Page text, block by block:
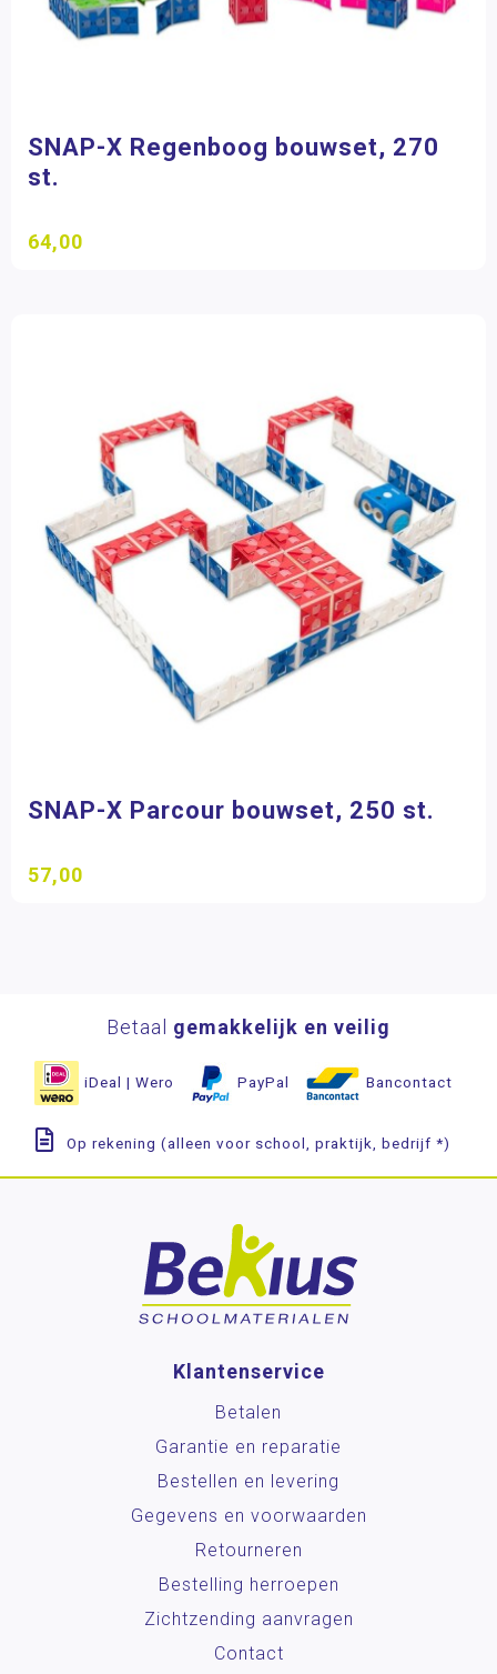
SNAP-X Regenboog bouwset, 270
st.
64,00
SNAP-X Parcour bouwset, 250 st.
57,00
Betaal gemakkelijk en veilig
iDeal | Wero PayPal Bancontact
Op rekening (alleen voor school, praktijk, bedrijf *)
Klantenservice
Betalen
Garantie en reparatie
Bestellen en levering
Gegevens en voorwaarden
Retourneren
Bestelling herroepen
Zichtzending aanvragen
Contact